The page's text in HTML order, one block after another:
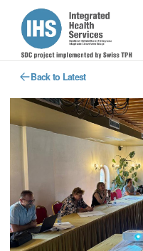
Back to Latest